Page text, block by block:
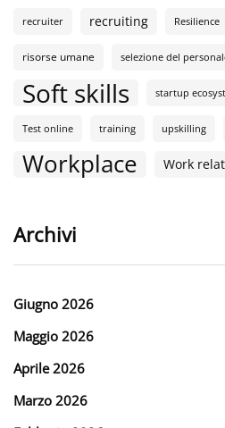
recruiter recruiting Resilience
risorse umane selezione del
Soft skills startup
Test online training upskilling
Workplace Work
Archivi
Giugno 2026
Maggio 2026
Aprile 2026
Marzo 2026